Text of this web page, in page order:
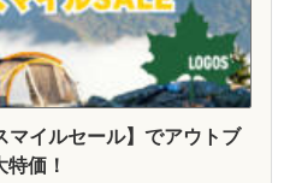
イルセール】でアウトブ
価！